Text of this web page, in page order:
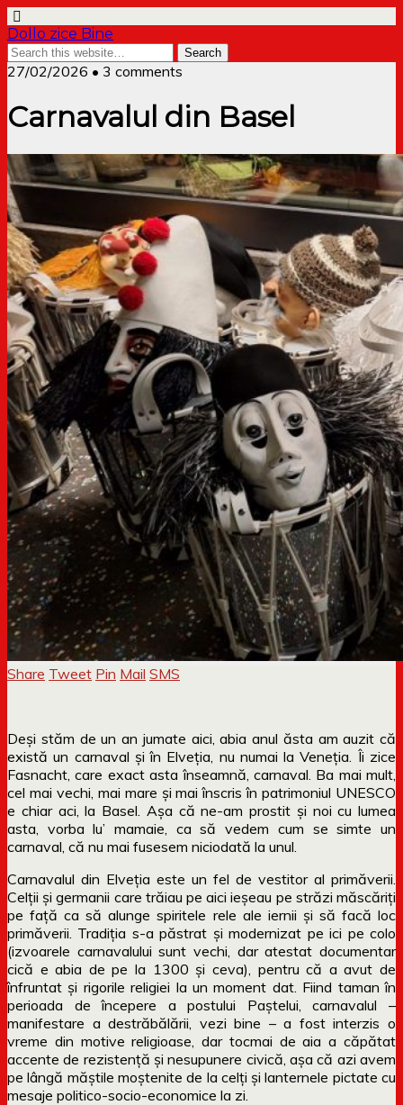
Dollo zice Bine
27/02/2026 • 3 comments
Carnavalul din Basel
Share Tweet Pin Mail SMS
Deși stăm de un an jumate aici, abia anul ăsta am auzit că
există un carnaval și în Elveția, nu numai la Veneția. Îi zice
Fasnacht, care exact asta înseamnă, carnaval. Ba mai mult,
cel mai vechi, mai mare și mai înscris în patrimoniul UNESCO
e chiar aci, la Basel. Așa că ne-am prostit și noi cu lumea
asta, vorba lu’ mamaie, ca să vedem cum se simte un
carnaval, că nu mai fusesem niciodată la unul.
Carnavalul din Elveția este un fel de vestitor al primăverii.
Celții și germanii care trăiau pe aici ieșeau pe străzi măscăriți
pe față ca să alunge spiritele rele ale iernii și să facă loc
primăverii. Tradiția s-a păstrat și modernizat pe ici pe colo
(izvoarele carnavalului sunt vechi, dar atestat documentar
cică e abia de pe la 1300 și ceva), pentru că a avut de
înfruntat și rigorile religiei la un moment dat. Fiind taman în
perioada de începere a postului Paștelui, carnavalul –
manifestare a destrăbălării, vezi bine – a fost interzis o
vreme din motive religioase, dar tocmai de aia a căpătat
accente de rezistență și nesupunere civică, așa că azi avem
pe lângă măștile moștenite de la celți și lanternele pictate cu
mesaje politico-socio-economice la zi.